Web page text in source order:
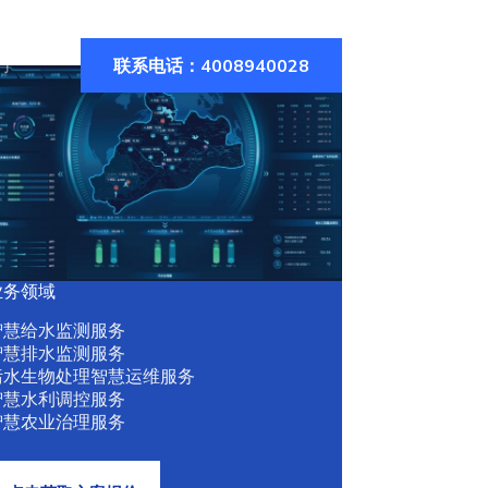
联系电话：4008940028
务领域
慧给水监测服务
慧排水监测服务
水生物处理智慧运维服务
慧水利调控服务
慧农业治理服务